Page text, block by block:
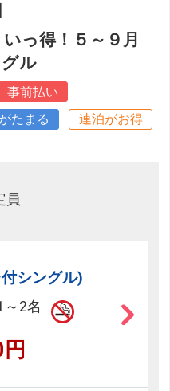
いっ得！５～９月
ル
事前払い
たまる
連泊がお得
員
シングル)
～2名